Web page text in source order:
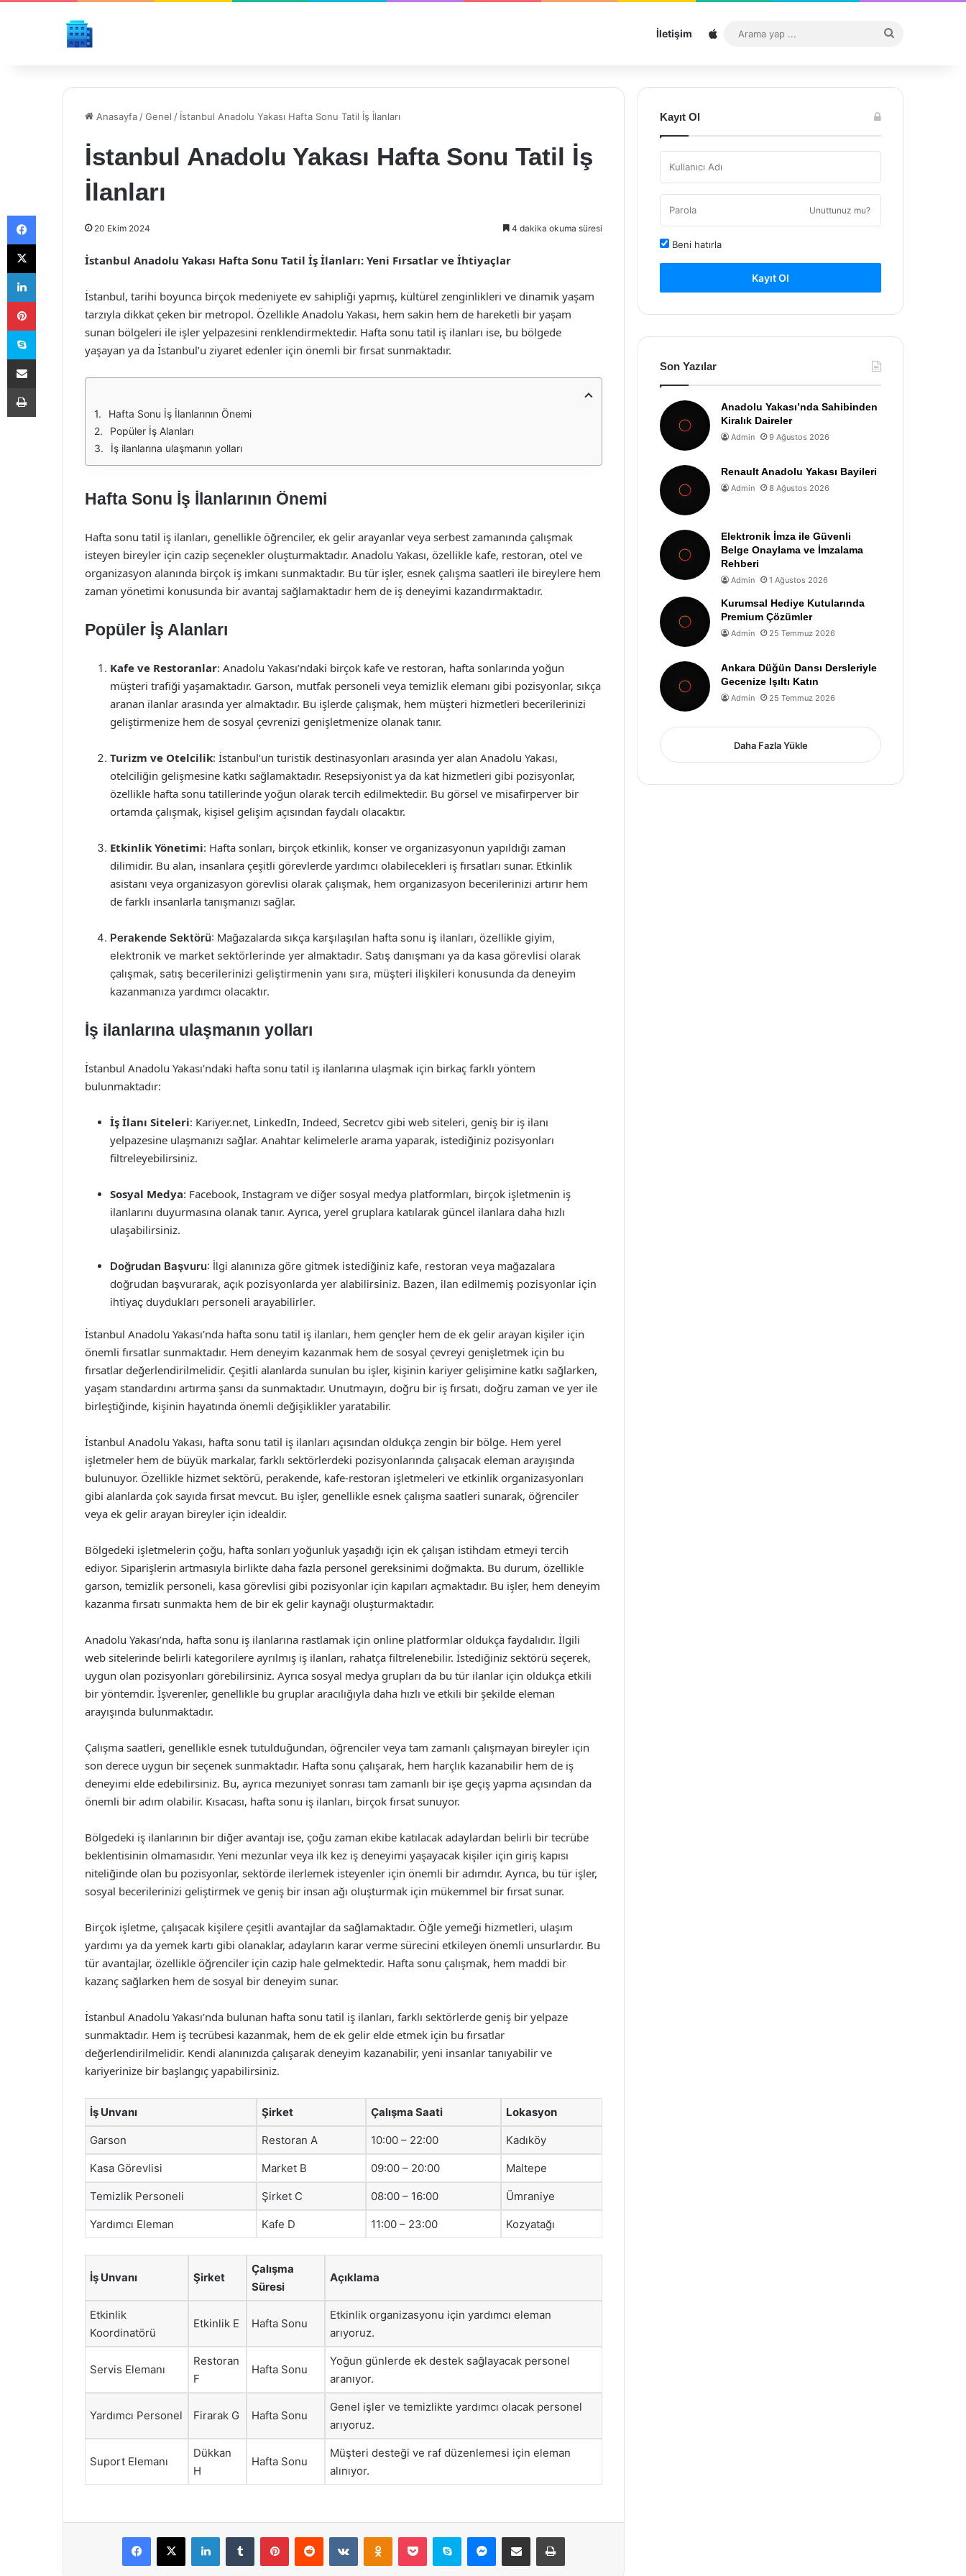
İletişim Sitemap
...
Anasayfa /Genel / İstanbul Anadolu Yakası Hafta Sonu Tatil İş İlanları
İstanbul Anadolu Yakası Hafta Sonu Tatil İş
İlanları
20 Ekim 2024 4 dakika okuma süresi
İstanbul Anadolu Yakası Hafta Sonu Tatil İş İlanları: Yeni Fırsatlar ve İhtiyaçlar
İstanbul, tarihi boyunca birçok medeniyete ev sahipliği yapmış, kültürel zenginlikleri ve dinamik yaşam
tarzıyla dikkat çeken bir metropol. Özellikle Anadolu Yakası, hem sakin hem de hareketli bir yaşam
sunan bölgeleri ile işler yelpazesini renklendirmektedir. Hafta sonu tatil iş ilanları ise, bu bölgede
yaşayan ya da İstanbul’u ziyaret edenler için önemli bir fırsat sunmaktadır.
Hafta Sonu İş İlanlarının Önemi
Popüler İş Alanları
İş ilanlarına ulaşmanın yolları
Hafta Sonu İş İlanlarının Önemi
Hafta sonu tatil iş ilanları, genellikle öğrenciler, ek gelir arayanlar veya serbest zamanında çalışmak
isteyen bireyler için cazip seçenekler oluşturmaktadır. Anadolu Yakası, özellikle kafe, restoran, otel ve
organizasyon alanında birçok iş imkanı sunmaktadır. Bu tür işler, esnek çalışma saatleri ile bireylere hem
zaman yönetimi konusunda bir avantaj sağlamaktadır hem de iş deneyimi kazandırmaktadır.
Popüler İş Alanları
Kafe ve Restoranlar: Anadolu Yakası’ndaki birçok kafe ve restoran, hafta sonlarında yoğun
müşteri trafiği yaşamaktadır. Garson, mutfak personeli veya temizlik elemanı gibi pozisyonlar, sıkça
aranan ilanlar arasında yer almaktadır. Bu işlerde çalışmak, hem müşteri hizmetleri becerilerinizi
geliştirmenize hem de sosyal çevrenizi genişletmenize olanak tanır.
Turizm ve Otelcilik: İstanbul’un turistik destinasyonları arasında yer alan Anadolu Yakası,
otelciliğin gelişmesine katkı sağlamaktadır. Resepsiyonist ya da kat hizmetleri gibi pozisyonlar,
özellikle hafta sonu tatillerinde yoğun olarak tercih edilmektedir. Bu görsel ve misafirperver bir
ortamda çalışmak, kişisel gelişim açısından faydalı olacaktır.
Etkinlik Yönetimi: Hafta sonları, birçok etkinlik, konser ve organizasyonun yapıldığı zaman
dilimidir. Bu alan, insanlara çeşitli görevlerde yardımcı olabilecekleri iş fırsatları sunar. Etkinlik
asistanı veya organizasyon görevlisi olarak çalışmak, hem organizasyon becerilerinizi artırır hem
de farklı insanlarla tanışmanızı sağlar.
Perakende Sektörü: Mağazalarda sıkça karşılaşılan hafta sonu iş ilanları, özellikle giyim,
elektronik ve market sektörlerinde yer almaktadır. Satış danışmanı ya da kasa görevlisi olarak
çalışmak, satış becerilerinizi geliştirmenin yanı sıra, müşteri ilişkileri konusunda da deneyim
kazanmanıza yardımcı olacaktır.
İş ilanlarına ulaşmanın yolları
İstanbul Anadolu Yakası’ndaki hafta sonu tatil iş ilanlarına ulaşmak için birkaç farklı yöntem
bulunmaktadır:
İş İlanı Siteleri: Kariyer.net, LinkedIn, Indeed, Secretcv gibi web siteleri, geniş bir iş ilanı
yelpazesine ulaşmanızı sağlar. Anahtar kelimelerle arama yaparak, istediğiniz pozisyonları
filtreleyebilirsiniz.
Sosyal Medya: Facebook, Instagram ve diğer sosyal medya platformları, birçok işletmenin iş
ilanlarını duyurmasına olanak tanır. Ayrıca, yerel gruplara katılarak güncel ilanlara daha hızlı
ulaşabilirsiniz.
Doğrudan Başvuru: İlgi alanınıza göre gitmek istediğiniz kafe, restoran veya mağazalara
doğrudan başvurarak, açık pozisyonlarda yer alabilirsiniz. Bazen, ilan edilmemiş pozisyonlar için
ihtiyaç duydukları personeli arayabilirler.
İstanbul Anadolu Yakası’nda hafta sonu tatil iş ilanları, hem gençler hem de ek gelir arayan kişiler için
önemli fırsatlar sunmaktadır. Hem deneyim kazanmak hem de sosyal çevreyi genişletmek için bu
fırsatlar değerlendirilmelidir. Çeşitli alanlarda sunulan bu işler, kişinin kariyer gelişimine katkı sağlarken,
yaşam standardını artırma şansı da sunmaktadır. Unutmayın, doğru bir iş fırsatı, doğru zaman ve yer ile
birleştiğinde, kişinin hayatında önemli değişiklikler yaratabilir.
İstanbul Anadolu Yakası, hafta sonu tatil iş ilanları açısından oldukça zengin bir bölge. Hem yerel
işletmeler hem de büyük markalar, farklı sektörlerdeki pozisyonlarında çalışacak eleman arayışında
bulunuyor. Özellikle hizmet sektörü, perakende, kafe-restoran işletmeleri ve etkinlik organizasyonları
gibi alanlarda çok sayıda fırsat mevcut. Bu işler, genellikle esnek çalışma saatleri sunarak, öğrenciler
veya ek gelir arayan bireyler için idealdir.
Bölgedeki işletmelerin çoğu, hafta sonları yoğunluk yaşadığı için ek çalışan istihdam etmeyi tercih
ediyor. Siparişlerin artmasıyla birlikte daha fazla personel gereksinimi doğmakta. Bu durum, özellikle
garson, temizlik personeli, kasa görevlisi gibi pozisyonlar için kapıları açmaktadır. Bu işler, hem deneyim
kazanma fırsatı sunmakta hem de bir ek gelir kaynağı oluşturmaktadır.
Anadolu Yakası’nda, hafta sonu iş ilanlarına rastlamak için online platformlar oldukça faydalıdır. İlgili
web sitelerinde belirli kategorilere ayrılmış iş ilanları, rahatça filtrelenebilir. İstediğiniz sektörü seçerek,
uygun olan pozisyonları görebilirsiniz. Ayrıca sosyal medya grupları da bu tür ilanlar için oldukça etkili
bir yöntemdir. İşverenler, genellikle bu gruplar aracılığıyla daha hızlı ve etkili bir şekilde eleman
arayışında bulunmaktadır.
Çalışma saatleri, genellikle esnek tutulduğundan, öğrenciler veya tam zamanlı çalışmayan bireyler için
son derece uygun bir seçenek sunmaktadır. Hafta sonu çalışarak, hem harçlık kazanabilir hem de iş
deneyimi elde edebilirsiniz. Bu, ayrıca mezuniyet sonrası tam zamanlı bir işe geçiş yapma açısından da
önemli bir adım olabilir. Kısacası, hafta sonu iş ilanları, birçok fırsat sunuyor.
Bölgedeki iş ilanlarının bir diğer avantajı ise, çoğu zaman ekibe katılacak adaylardan belirli bir tecrübe
beklentisinin olmamasıdır. Yeni mezunlar veya ilk kez iş deneyimi yaşayacak kişiler için giriş kapısı
niteliğinde olan bu pozisyonlar, sektörde ilerlemek isteyenler için önemli bir adımdır. Ayrıca, bu tür işler,
sosyal becerilerinizi geliştirmek ve geniş bir insan ağı oluşturmak için mükemmel bir fırsat sunar.
Birçok işletme, çalışacak kişilere çeşitli avantajlar da sağlamaktadır. Öğle yemeği hizmetleri, ulaşım
yardımı ya da yemek kartı gibi olanaklar, adayların karar verme sürecini etkileyen önemli unsurlardır. Bu
tür avantajlar, özellikle öğrenciler için cazip hale gelmektedir. Hafta sonu çalışmak, hem maddi bir
kazanç sağlarken hem de sosyal bir deneyim sunar.
İstanbul Anadolu Yakası’nda bulunan hafta sonu tatil iş ilanları, farklı sektörlerde geniş bir yelpaze
sunmaktadır. Hem iş tecrübesi kazanmak, hem de ek gelir elde etmek için bu fırsatlar
değerlendirilmelidir. Kendi alanınızda çalışarak deneyim kazanabilir, yeni insanlar tanıyabilir ve
kariyerinize bir başlangıç yapabilirsiniz.
İş Unvanı Şirket Çalışma Saati Lokasyon
Garson Restoran A 10:00 – 22:00 Kadıköy
Kasa Görevlisi Market B 09:00 – 20:00 Maltepe
Temizlik Personeli Şirket C 08:00 – 16:00 Ümraniye
Yardımcı Eleman Kafe D 11:00 – 23:00 Kozyatağı
İş Unvanı Şirket
Çalışma
Süresi
Açıklama
Etkinlik
Koordinatörü
Etkinlik E Hafta Sonu
Etkinlik organizasyonu için yardımcı eleman
arıyoruz.
Servis Elemanı
Restoran
F
Hafta Sonu
Yoğun günlerde ek destek sağlayacak personel
aranıyor.
Yardımcı Personel Firarak G Hafta Sonu
Genel işler ve temizlikte yardımcı olacak personel
arıyoruz.
Suport Elemanı
Dükkan
H
Hafta Sonu
Müşteri desteği ve raf düzenlemesi için eleman
alınıyor.
Facebook
X LinkedInTumblr PinterestReddit VKontakteOdnoklassniki
Pocket Skype Messenger
E-Posta ile paylaş Yazdır
Kayıt Ol
Unuttunuz mu?
Beni hatırla
Kayıt Ol
Son Yazılar
Anadolu Yakası’nda Sahibinden
Kiralık Daireler
Admin 9 Ağustos 2026
Renault Anadolu Yakası Bayileri
Admin 8 Ağustos 2026
Elektronik İmza ile Güvenli
Belge Onaylama ve İmzalama
Rehberi
Admin 1 Ağustos 2026
Kurumsal Hediye Kutularında
Premium Çözümler
Admin 25 Temmuz 2026
Ankara Düğün Dansı Dersleriyle
Gecenize Işıltı Katın
Admin 25 Temmuz 2026
Daha Fazla Yükle
Facebook
X
LinkedIn
Pinterest
Skype
E-Posta ile paylaş